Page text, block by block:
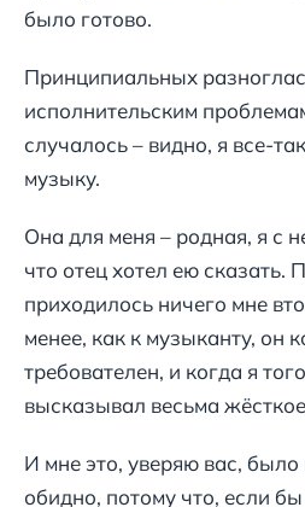
было готово.
Принципиальных
исполнительским
случалось – видно, я все-
музыку.
Она для меня – родная, я с
что отец хотел ею сказать.
приходилось ничего мне
менее, как к музыканту, он
требователен, и когда я
высказывал весьма
И мне это, уверяю вас, было
обидно, потому что, если